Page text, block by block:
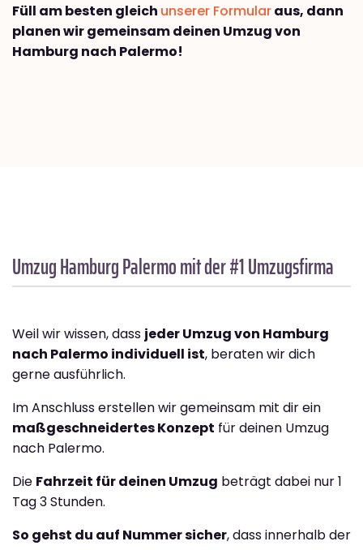
Füll am besten gleich unserer Formularaus, dann
planen wir gemeinsam deinen Umzug von
Hamburg nach Palermo!
Umzug HamburgPalermomit der #1 Umzugsfirma
Weil wir wissen, dass jeder Umzug von Hamburg
nach Palermo individuell ist, beraten wir dich
gerne ausführlich.
Im Anschluss erstellen wir gemeinsam mit dir ein
maßgeschneidertes Konzept für deinen Umzug
nach Palermo.
Die Fahrzeit für deinen Umzug beträgt dabei nur 1
Tag 3 Stunden.
So gehst du auf Nummer sicher, dass innerhalb der